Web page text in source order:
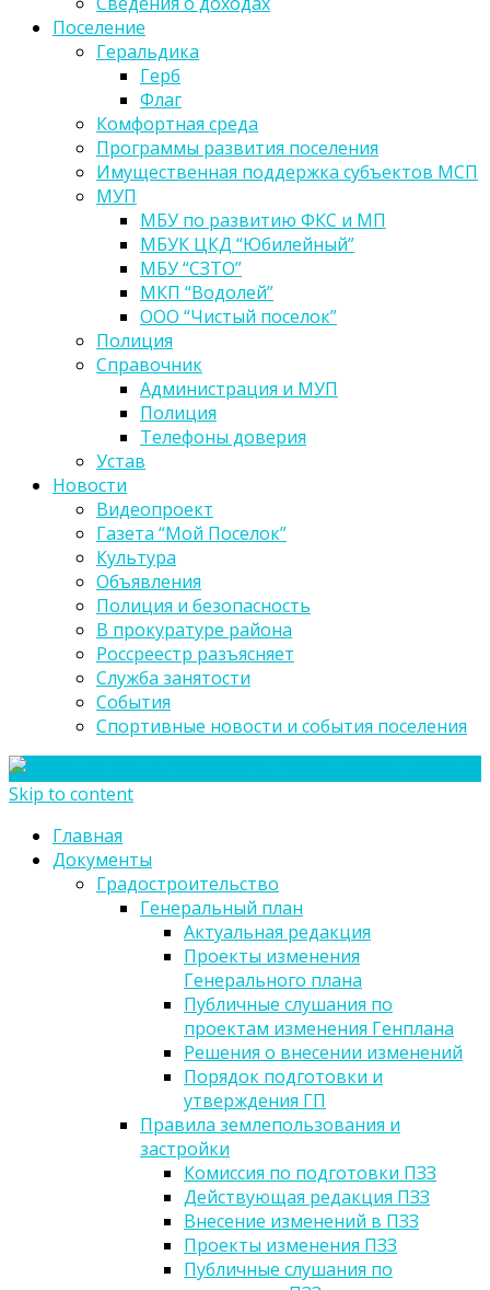
Поселение
Геральдика
Герб
Флаг
Комфортная среда
Программы развития поселения
Имущественная поддержка субъектов МСП
МУП
МБУ по развитию ФКС и МП
МБУК ЦКД “Юбилейный”
МБУ “СЗТО”
МКП “Водолей”
ООО “Чистый поселок”
Полиция
Справочник
Администрация и МУП
Полиция
Телефоны доверия
Устав
Новости
Видеопроект
Газета “Мой Поселок”
Культура
Объявления
Полиция и безопасность
В прокуратуре района
Россреестр разъясняет
Служба занятости
События
Спортивные новости и события поселения
Skip to content
Главная
Документы
Градостроительство
Генеральный план
Актуальная редакция
Проекты изменения
Генерального плана
Публичные слушания по
проектам изменения Генплана
Решения о внесении изменений
Порядок подготовки и
утверждения ГП
Правила землепользования и
застройки
Комиссия по подготовки ПЗЗ
Действующая редакция ПЗЗ
Внесение изменений в ПЗЗ
Проекты изменения ПЗЗ
Публичные слушания по